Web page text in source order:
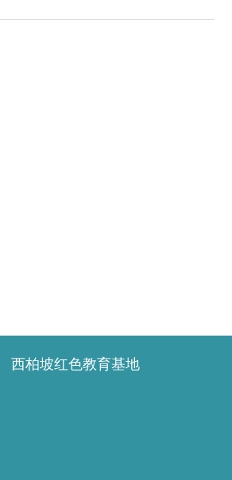
西柏坡红色教育基地